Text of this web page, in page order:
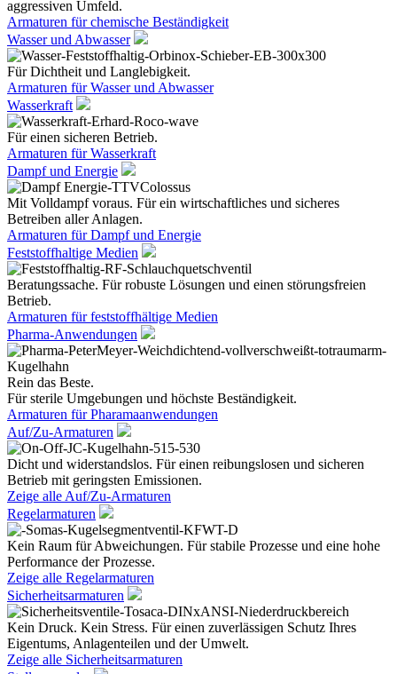
aggressiven Umfeld.
Armaturen für chemische Beständigkeit
Wasser und Abwasser
Für Dichtheit und Langlebigkeit.
Armaturen für Wasser und Abwasser
Wasserkraft
Für einen sicheren Betrieb.
Armaturen für Wasserkraft
Dampf und Energie
Mit Volldampf voraus. Für ein wirtschaftliches und sicheres
Betreiben aller Anlagen.
Armaturen für Dampf und Energie
Feststoffhaltige Medien
Beratungssache. Für robuste Lösungen und einen störungsfreien
Betrieb.
Armaturen für feststoffhältige Medien
Pharma-Anwendungen
Rein das Beste.
Für sterile Umgebungen und höchste Beständigkeit.
Armaturen für Pharamaanwendungen
Auf/Zu-Armaturen
Dicht und widerstandslos. Für einen reibungslosen und sicheren
Betrieb mit geringsten Emissionen.
Zeige alle Auf/Zu-Armaturen
Regelarmaturen
Kein Raum für Abweichungen. Für stabile Prozesse und eine hohe
Performance der Prozesse.
Zeige alle Regelarmaturen
Sicherheitsarmaturen
Kein Druck. Kein Stress. Für einen zuverlässigen Schutz Ihres
Eigentums, Anlagenteilen und der Umwelt.
Zeige alle Sicherheitsarmaturen